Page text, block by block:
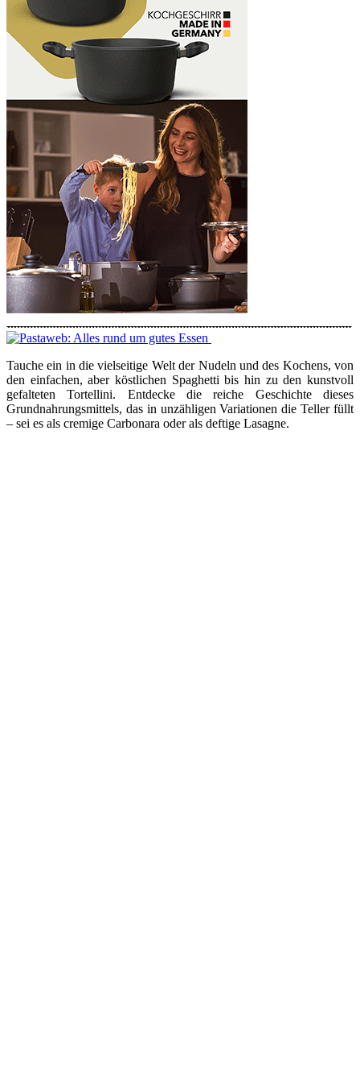
Tauche ein in die vielseitige Welt der Nudeln und des Kochens, von
den einfachen, aber köstlichen Spaghetti bis hin zu den kunstvoll
gefalteten Tortellini. Entdecke die reiche Geschichte dieses
Grundnahrungsmittels, das in unzähligen Variationen die Teller füllt
– sei es als cremige Carbonara oder als deftige Lasagne.